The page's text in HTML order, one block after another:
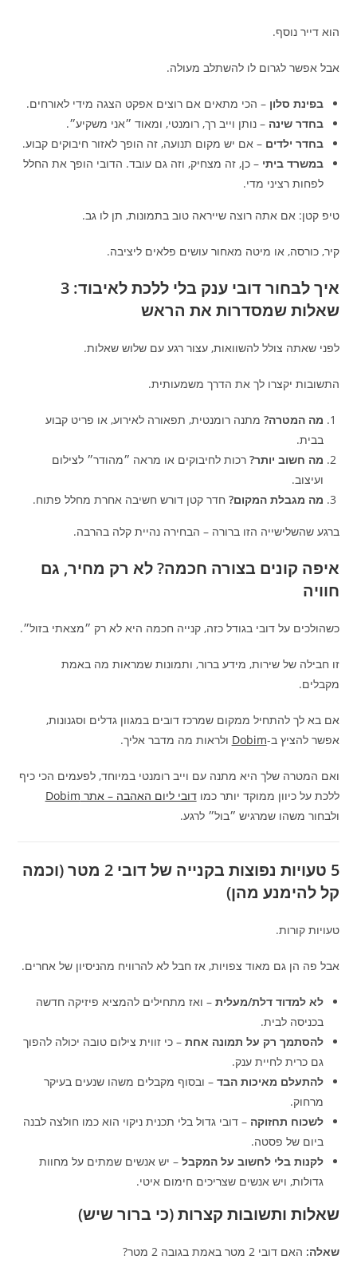
הוא דייר נוסף.
אבל אפשר לגרום לו להשתלב מעולה.
בפינת סלון – הכי מתאים אם רוצים אפקט הצגה מידי לאורחים.
בחדר שינה – נותן וייב רך, רומנטי, ומאוד ״אני משקיע״.
בחדר ילדים – אם יש מקום תנועה, זה הופך לאזור חיבוקים קבוע.
במשרד ביתי – כן, זה מצחיק, וזה גם עובד. הדובי הופך את החלל
לפחות רציני מדי.
טיפ קטן: אם אתה רוצה שייראה טוב בתמונות, תן לו גב.
קיר, כורסה, או מיטה מאחור עושים פלאים ליציבה.
איך לבחור דובי ענק בלי ללכת לאיבוד: 3
שאלות שמסדרות את הראש
לפני שאתה צולל להשוואות, עצור רגע עם שלוש שאלות.
התשובות יקצרו לך את הדרך משמעותית.
מה המטרה? מתנה רומנטית, תפאורה לאירוע, או פריט קבוע
בבית.
מה חשוב יותר? רכות לחיבוקים או מראה ״מהודר״ לצילום
ועיצוב.
מה מגבלת המקום? חדר קטן דורש חשיבה אחרת מחלל פתוח.
ברגע שהשלישייה הזו ברורה – הבחירה נהיית קלה בהרבה.
איפה קונים בצורה חכמה? לא רק מחיר, גם
חוויה
כשהולכים על דובי בגודל כזה, קנייה חכמה היא לא רק ״מצאתי בזול״.
זו חבילה של שירות, מידע ברור, ותמונות שמראות מה באמת
מקבלים.
אם בא לך להתחיל ממקום שמרכז דובים במגוון גדלים וסגנונות,
אפשר להציץ ב-Dobim ולראות מה מדבר אליך.
ואם המטרה שלך היא מתנה עם וייב רומנטי במיוחד, לפעמים הכי כיף
ללכת על כיוון ממוקד יותר כמודובי ליום האהבה – אתר Dobim
ולבחור משהו שמרגיש ״בול״ לרגע.
5 טעויות נפוצות בקנייה של דובי 2 מטר (וכמה
קל להימנע מהן)
טעויות קורות.
אבל פה הן גם מאוד צפויות, אז חבל לא להרוויח מהניסיון של אחרים.
לא למדוד דלת/מעלית – ואז מתחילים להמציא פיזיקה חדשה
בכניסה לבית.
להסתמך רק על תמונה אחת – כי זווית צילום טובה יכולה להפוך
גם כרית לחיית ענק.
להתעלם מאיכות הבד – ובסוף מקבלים משהו שנעים בעיקר
מרחוק.
לשכוח תחזוקה – דובי גדול בלי תכנית ניקוי הוא כמו חולצה לבנה
ביום של פסטה.
לקנות בלי לחשוב על המקבל – יש אנשים שמתים על מחוות
גדולות, ויש אנשים שצריכים חימום איטי.
שאלות ותשובות קצרות (כי ברור שיש)
שאלה: האם דובי 2 מטר באמת בגובה 2 מטר?